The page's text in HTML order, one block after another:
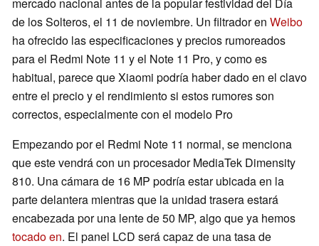
de los Solteros, el 11 de noviembre. Un filtrador en Weibo
ha ofrecido las especificaciones y precios rumoreados
para el Redmi Note 11 y el Note 11 Pro, y como es
habitual, parece que Xiaomi podría haber dado en el clavo
entre el precio y el rendimiento si estos rumores son
correctos, especialmente con el modelo Pro
Empezando por el Redmi Note 11 normal, se menciona
que este vendrá con un procesador MediaTek Dimensity
810. Una cámara de 16 MP podría estar ubicada en la
parte delantera mientras que la unidad trasera estará
encabezada por una lente de 50 MP, algo que ya hemos
tocado en. El panel LCD será capaz de una tasa de